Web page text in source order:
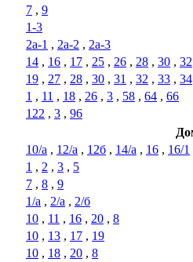
7 , 9
1-3
2а-1 , 2а-2 , 2а-3
14 , 16 , 17 , 25 , 26 , 28 , 30 , 32
19 , 27 , 28 , 30 , 31 , 32 , 33 , 34
1 , 11 , 18 , 26 , 3 , 58 , 64 , 66
122 , 3 , 96
10/а , 12/а , 12б , 14/а , 16 , 16/1
1 , 2 , 3 , 5
7 , 8 , 9
1/а , 2/а , 2/б
10 , 11 , 16 , 20 , 8
10 , 13 , 17 , 19
10 , 18 , 20 , 8